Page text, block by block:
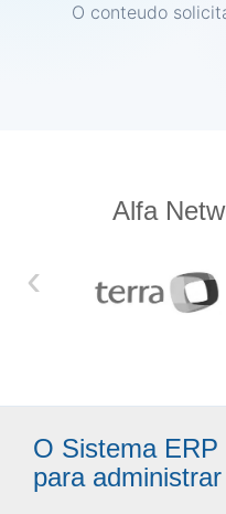
O conteudo
Alfa
‹
O Sistema
para